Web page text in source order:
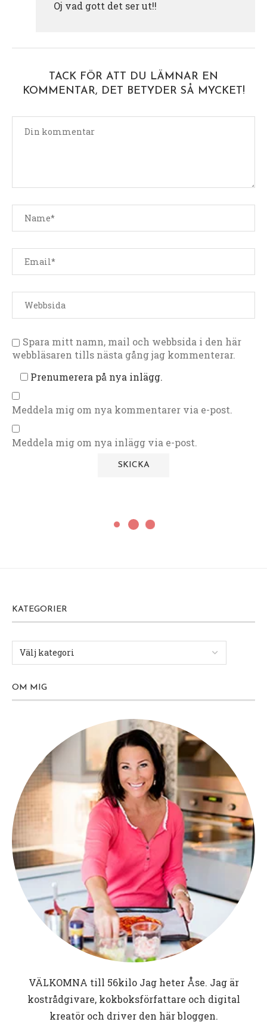
Oj vad gott det ser ut!!
TACK FÖR ATT DU LÄMNAR EN
KOMMENTAR, DET BETYDER SÅ MYCKET!
Spara mitt namn, mail och webbsida i den här
webbläsaren tills nästa gång jag kommenterar.
Prenumerera på nya inlägg.
Meddela mig om nya kommentarer via e-post.
Meddela mig om nya inlägg via e-post.
KATEGORIER
OM MIG
VÄLKOMNA till 56kiloJag heter Åse. Jag är
kostrådgivare, kokboksförfattare och digital
kreatör och driver den här bloggen.